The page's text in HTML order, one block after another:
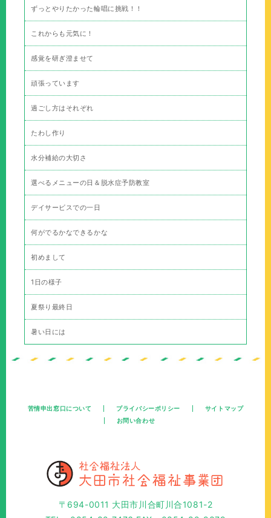
ずっとやりたかった輪唱に挑戦！！
これからも元気に！
感覚を研ぎ澄ませて
頑張っています
過ごし方はそれぞれ
たわし作り
水分補給の大切さ
選べるメニューの日＆脱水症予防教室
デイサービスでの一日
何がでるかなできるかな
初めまして
1日の様子
夏祭り最終日
暑い日には
苦情申出窓口について プライバシーポリシー
サイトマップ
お問い合わせ
〒694-0011 大田市川合町川合1081-2